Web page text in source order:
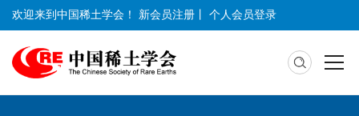
欢迎来到中国稀土学会！ 新会员注册 个人会员登录